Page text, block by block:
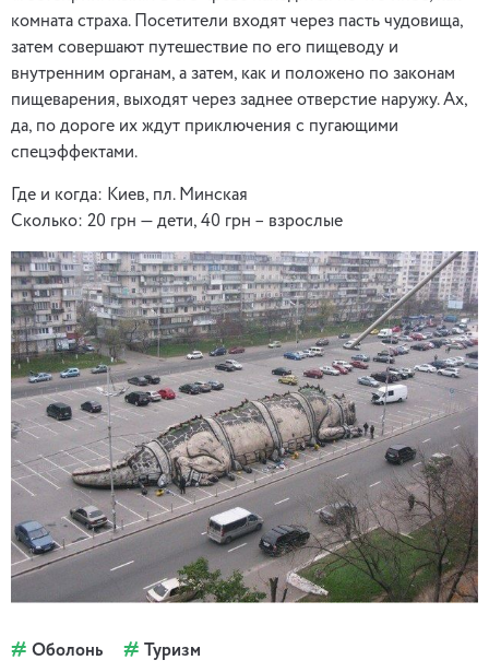
комната страха. Посетители входят через пасть чудовища,
затем совершают путешествие по его пищеводу и
внутренним органам, а затем, как и положено по законам
пищеварения, выходят через заднее отверстие наружу. Ах,
да, по дороге их ждут приключения с пугающими
спецэффектами.
Где и когда: Киев, пл. Минская
Сколько: 20 грн — дети, 40 грн – взрослые
Оболонь Туризм